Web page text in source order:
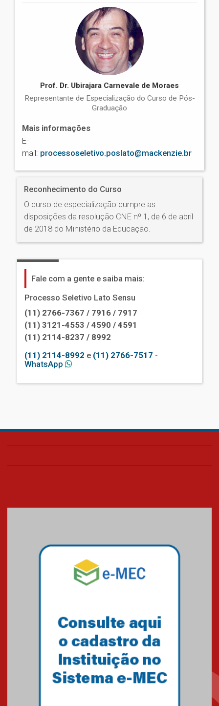
Prof. Dr. Ubirajara Carnevale de Moraes
Representante de Especialização do Curso de Pós-
Graduação
Mais informações
E-
mail: processoseletivo.poslato@mackenzie.br
Reconhecimento do Curso
O curso de especialização cumpre as
disposições da resolução CNE nº 1, de 6 de abril
de 2018 do Ministério da Educação.
Fale com a gente e saiba mais:
Processo Seletivo Lato Sensu
(11) 2766-7367 / 7916 / 7917
(11) 3121-4553 / 4590 / 4591
(11) 2114-8237 / 8992
(11) 2114-8992 e (11) 2766-7517 -
WhatsApp